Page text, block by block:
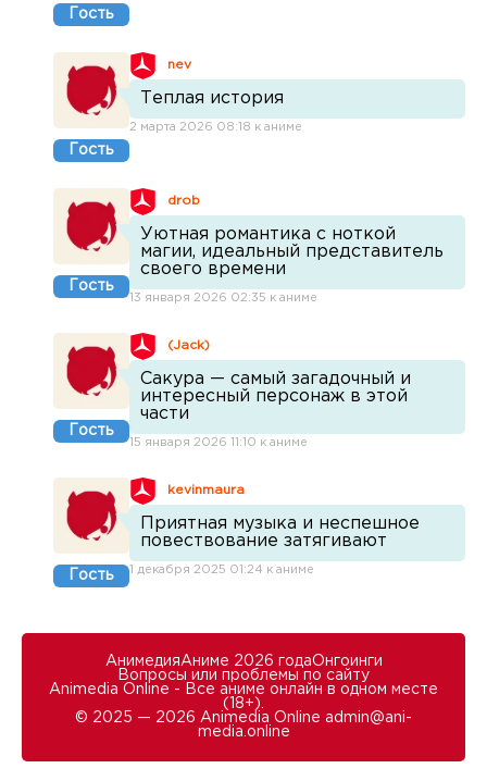
Гость
Гость
nev
Теплая история
2 марта 2026 08:18 к аниме
Гость
drob
Уютная романтика с ноткой
магии, идеальный представитель
своего времени
13 января 2026 02:35 к аниме
Гость
(Jack)
Сакура — самый загадочный и
интересный персонаж в этой
части
15 января 2026 11:10 к аниме
Гость
kevinmaura
Приятная музыка и неспешное
повествование затягивают
1 декабря 2025 01:24 к аниме
АнимедияАниме 2026 годаОнгоинги
Вопросы или проблемы по сайту
Animedia Online - Все аниме онлайн в одном месте
(18+).
© 2025 — 2026 Animedia Online admin@ani-
media.online